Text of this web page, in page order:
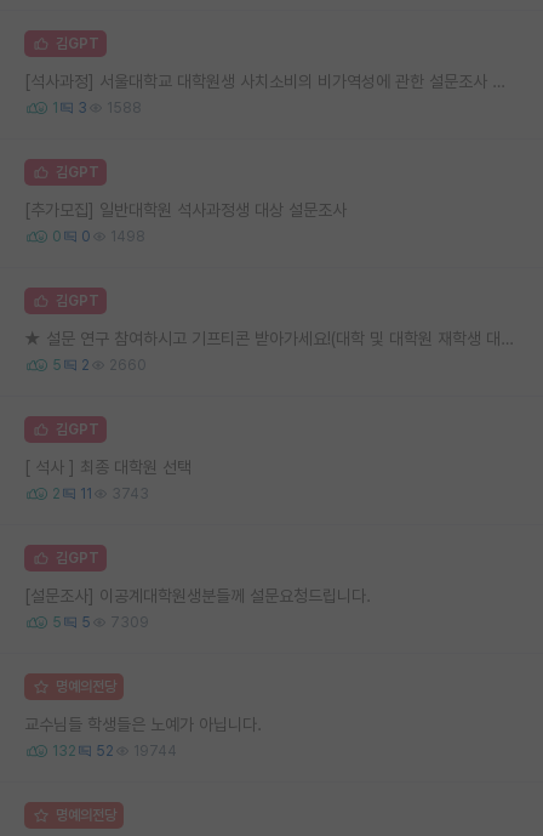
김GPT
[석사과정] 서울대학교 대학원생 사치소비의 비가역성에 관한 설문조사 참여 부탁드립니다. (스타벅스 기프티콘 추첨)
1 3 1588
김GPT
[추가모집] 일반대학원 석사과정생 대상 설문조사
0 0 1498
김GPT
★ 설문 연구 참여하시고 기프티콘 받아가세요!(대학 및 대학원 재학생 대상) ★
5 2 2660
김GPT
[ 석사 ] 최종 대학원 선택
2 11 3743
김GPT
[설문조사] 이공계대학원생분들께 설문요청드립니다.
5 5 7309
명예의전당
교수님들 학생들은 노예가 아닙니다.
132 52 19744
명예의전당